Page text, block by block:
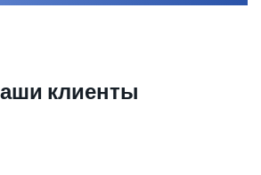
клиенты